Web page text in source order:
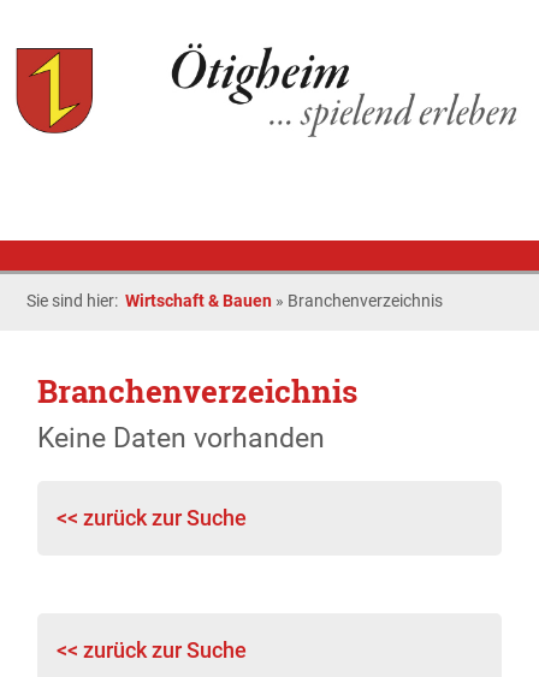
Sie sind hier:Wirtschaft & Bauen » Branchenverzeichnis
Branchenverzeichnis
Keine Daten vorhanden
<< zurück zur Suche
<< zurück zur Suche